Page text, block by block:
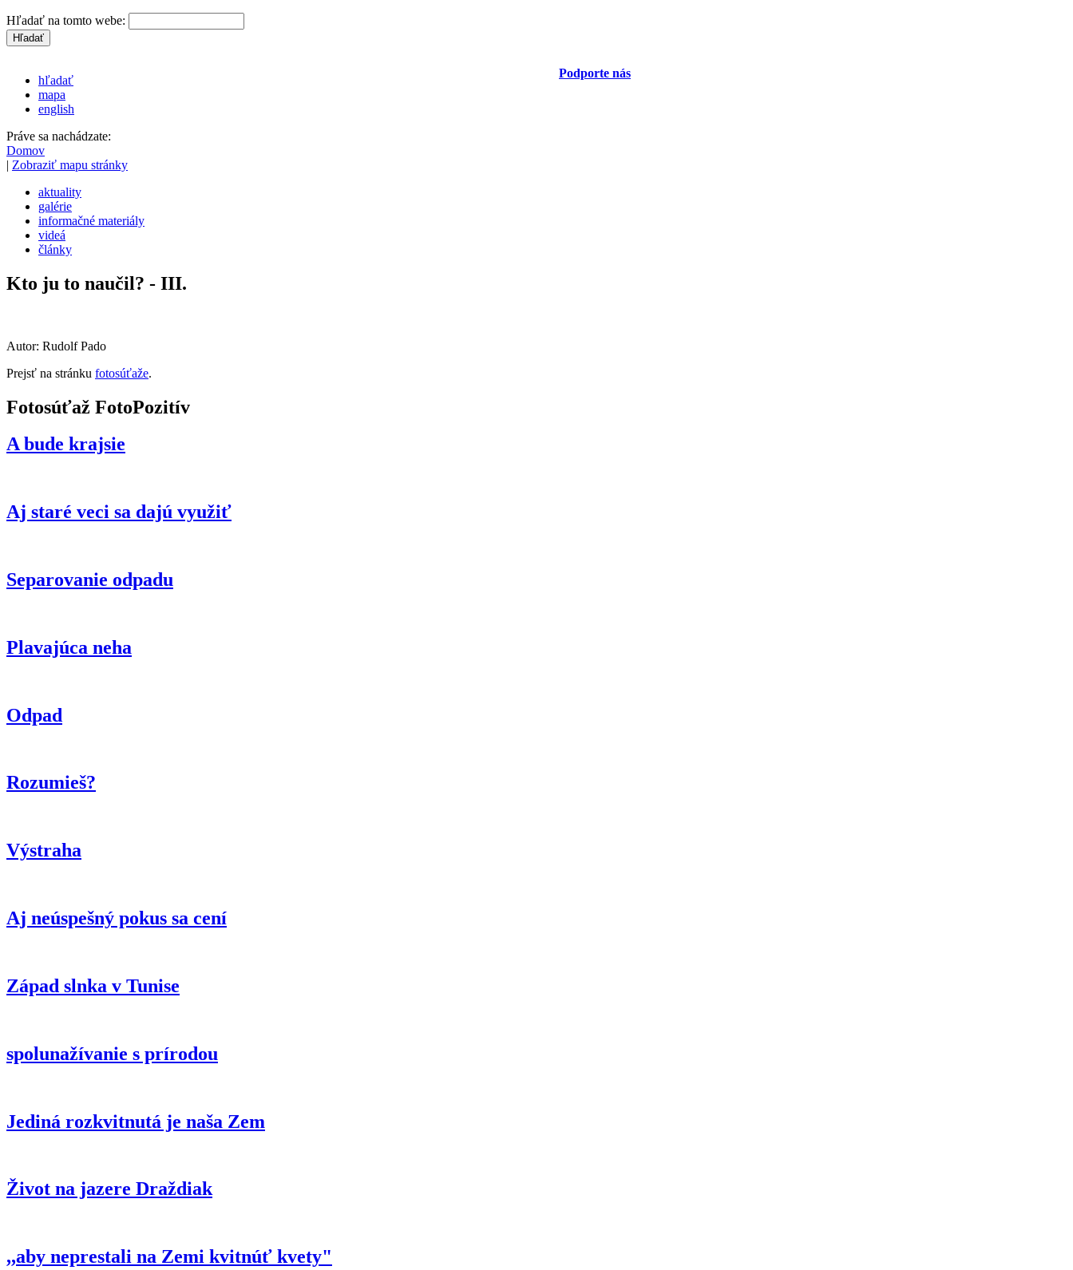
Hľadať na tomto webe:
Podporte nás
hľadať
mapa
english
Práve sa nachádzate:
Domov
| Zobraziť mapu stránky
aktuality
galérie
informačné materiály
videá
články
Kto ju to naučil? - III.
Autor: Rudolf Pado
Prejsť na stránku fotosúťaže.
Fotosúťaž FotoPozitív
A bude krajsie
Aj staré veci sa dajú využiť
Separovanie odpadu
Plavajúca neha
Odpad
Rozumieš?
Výstraha
Aj neúspešný pokus sa cení
Západ slnka v Tunise
spolunažívanie s prírodou
Jediná rozkvitnutá je naša Zem
Život na jazere Draždiak
,,aby neprestali na Zemi kvitnúť kvety"